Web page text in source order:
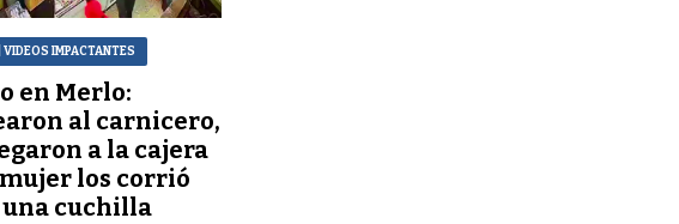
| VIDEOS IMPACTANTES
en Merlo:
al carnicero,
a la cajera
los corrió
una cuchilla